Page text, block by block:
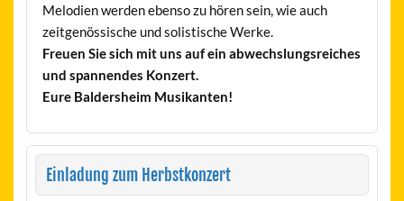
Melodien werden ebenso zu hören sein, wie auch
zeitgenössische und solistische Werke.
Freuen Sie sich mit uns auf ein abwechslungsreiches
und spannendes Konzert.
Eure Baldersheim Musikanten!
Einladung zum Herbstkonzert